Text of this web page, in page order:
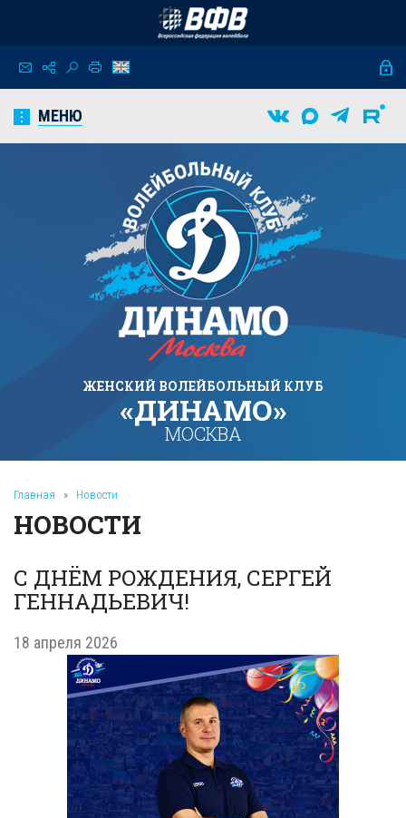
МЕНЮ
ЖЕНСКИЙ ВОЛЕЙБОЛЬНЫЙ КЛУБ
«ДИНАМО»
МОСКВА
Главная » Новости
НОВОСТИ
С ДНЁМ РОЖДЕНИЯ, СЕРГЕЙ
ГЕННАДЬЕВИЧ!
18 апреля 2026